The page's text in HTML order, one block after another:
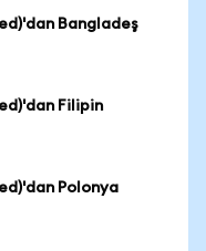
Bangladeş
Filipin
Polonya